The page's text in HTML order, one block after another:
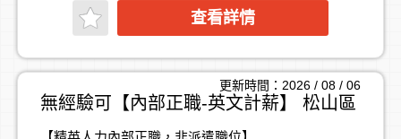
完善資源補助： 補助自備車用油資與通訊電話津貼。
週轉效率。
5、跨部門協調通路、電商、行銷、公關，推動品牌代
6、定期向副總經理與總經理報告，成為集團經營決策
的關鍵夥伴。
查看詳情
無經驗可【內部正職-英文計薪】 松山區
更新時間：2026 / 08 / 06